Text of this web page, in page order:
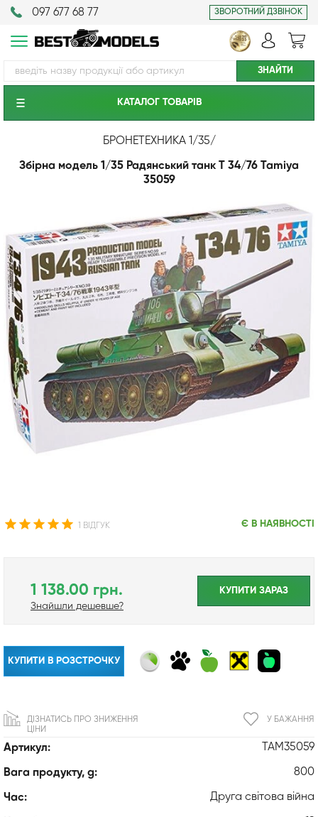
097 677 68 77 ЗВОРОТНИЙ ДЗВІНОК
КАТАЛОГ ТОВАРIВ
БРОНЕТЕХНИКА 1/35/
Збірна модель 1/35 Радянський танк Т 34/76 Tamiya
35059
1 ВІДГУК Є В НАЯВНОСТІ
Артикул: TAM35059
Вага продукту, g: 800
Час: Друга світова війна
1 138.00 грн.
Знайшли дешевше?
КУПИТИ ЗАРАЗ
КУПИТИ В РОЗСТРОЧКУ
У БАЖАННЯ
ДІЗНАТИСЬ ПРО ЗНИЖЕННЯ
ЦІНИ